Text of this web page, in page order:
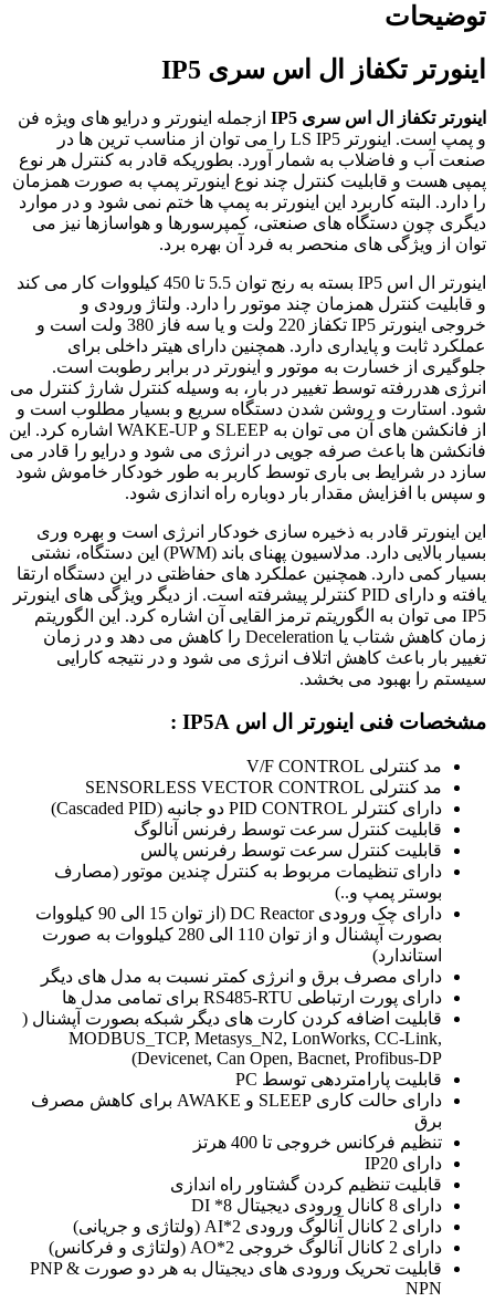
توضیحات
اینورتر تکفاز ال اس سری IP5
اینورتر تکفاز ال اس سری IP5
ازجمله اینورتر و درایو های ویژه فن
و پمپ است. اینورتر LS IP5 را می توان از مناسب‌ ترین‌ ها در
صنعت آب و فاضلاب به شمار آورد. بطوریکه قادر به کنترل هر نوع
پمپی هست و قابلیت کنترل چند نوع اینورتر پمپ به‌ صورت همزمان
را دارد. البته کاربرد این اینورتر به پمپ‌ ها ختم نمی‌ شود و در موارد
دیگری چون دستگاه‌ های صنعتی، کمپرسورها و هواسازها نیز می‌
توان از ویژگی‌ های منحصر به‌ فرد آن بهره برد.
اینورتر ال اس IP5 بسته به رنج توان 5.5 تا 450 کیلووات کار می‌ کند
و قابلیت کنترل همزمان چند موتور را دارد. ولتاژ ورودی و
خروجی اینورتر IP5 تکفاز 220 ولت و یا سه فاز 380 ولت است و
عملکرد ثابت و پایداری دارد. همچنین دارای هیتر داخلی برای
جلوگیری از خسارت به موتور و اینورتر در برابر رطوبت است.
انرژی هدررفته توسط تغییر در بار، به‌ وسیله کنترل شارژ کنترل می‌
شود. استارت و روشن شدن دستگاه سریع و بسیار مطلوب است و
از فانکشن های آن می‌ توان به SLEEP و WAKE-UP اشاره کرد. این
فانکشن ها باعث صرفه جویی در انرژی می شود و درایو را قادر می
سازد در شرایط بی باری توسط کاربر به طور خودکار خاموش شود
و سپس با افزایش مقدار بار دوباره راه اندازی شود.
این اینورتر قادر به ذخیره‌ سازی خودکار انرژی است و بهره‌ وری
بسیار بالایی دارد. مدلاسیون پهنای باند (PWM) این دستگاه، نشتی
بسیار کمی دارد. همچنین عملکرد های حفاظتی در این دستگاه ارتقا
یافته و دارای PID کنترلر پیشرفته است. از دیگر ویژگی‌ های اینورتر
IP5 می‌ توان به الگوریتم ترمز القایی آن اشاره کرد. این الگوریتم
زمان کاهش شتاب یا Deceleration را کاهش می دهد و در زمان
تغییر بار باعث کاهش اتلاف انرژی می شود و در نتیجه کارایی
سیستم را بهبود می بخشد.
مشخصات فنی اینورتر ال اس IP5A :
مد کنترلی V/F CONTROL
مد کنترلی SENSORLESS VECTOR CONTROL
دارای کنترلر PID CONTROL دو جانبه (Cascaded PID)
قابلیت کنترل سرعت توسط رفرنس آنالوگ
قابلیت کنترل سرعت توسط رفرنس پالس
دارای تنظیمات مربوط به کنترل چندین موتور (مصارف
بوستر پمپ و..)
دارای چک ورودی DC Reactor (از توان 15 الی 90 کیلووات
بصورت آپشنال و از توان 110 الی 280 کیلووات به صورت
استاندارد)
دارای مصرف برق و انرژی کمتر نسبت به مدل های دیگر
دارای پورت ارتباطی RS485-RTU برای تمامی مدل ها
قابلیت اضافه کردن کارت های دیگر شبکه بصورت آپشنال (
MODBUS_TCP, Metasys_N2, LonWorks, CC-Link,
Devicenet, Can Open, Bacnet, Profibus-DP)
قابلیت پارامتردهی توسط PC
دارای حالت کاری SLEEP و AWAKE برای کاهش مصرف
برق
تنظیم فرکانس خروجی تا 400 هرتز
دارای IP20
قابلیت تنظیم کردن گشتاور راه اندازی
دارای 8 کانال ورودی دیجیتال 8* DI
دارای 2 کانال آنالوگ ورودی 2*AI (ولتاژی و جریانی)
دارای 2 کانال آنالوگ خروجی 2*AO (ولتاژی و فرکانس)
قابلیت تحریک ورودی های دیجیتال به هر دو صورت PNP &
NPN